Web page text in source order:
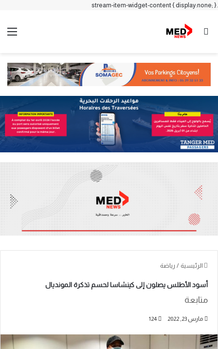
.stream-item-widget-content { display:none; }
بحث عن
الرئيسية / رياضة
أسود الأطلس يصلون إلى كينشاسا لحسم تذكرة المونديال
متابعة
مارس 23, 2022 124